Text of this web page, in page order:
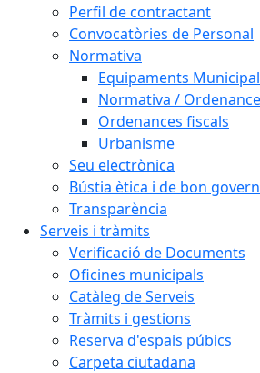
Perfil de contractant
Convocatòries de Personal
Normativa
Equipaments
Normativa /
Ordenances fiscals
Urbanisme
Seu electrònica
Bústia ètica i de bon govern
Transparència
Serveis i tràmits
Verificació de Documents
Oficines municipals
Catàleg de Serveis
Tràmits i gestions
Reserva d'espais púbics
Carpeta ciutadana